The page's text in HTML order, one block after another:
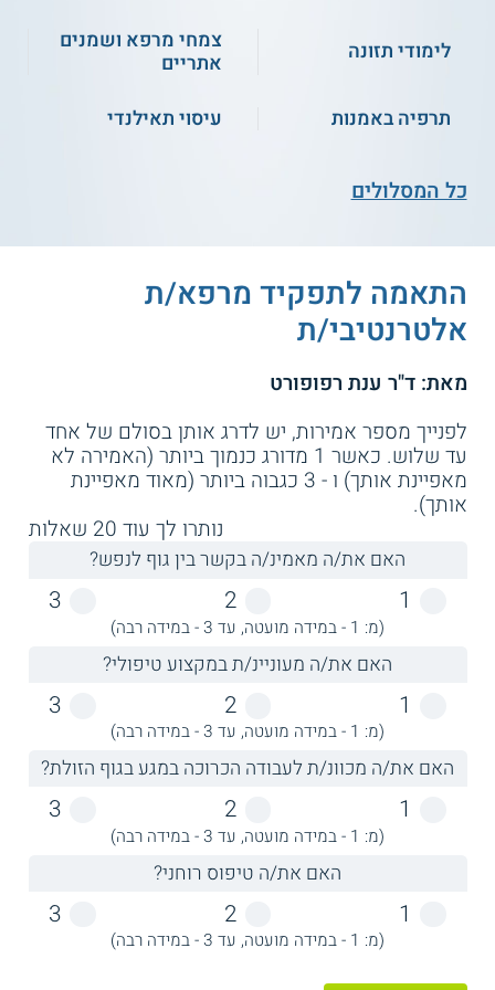
מפגשים, אחת לשבוע בשעות אחר הצהריים
והערב. הלימודים נערכים בסניף נמל תל אביב
קורס מדריכות הנקה
מדריכות המתמחות
החולים לניאדו בנתניה או בבית חנה בתל
קורס מנחי עיסוי ויוגה תינוקות– מסלול זה
מיועד לאנשים מתחומי הטיפול והמגע השונים,
והוא מתקיים בסניף נמל תל אביב של
המכללה, אחת לשבוע, במתכונת של יום מלא.
היקף המסלול הוא 133 שעות לימוד
אקדמיות, והן נחלקות ל-20 מפגשים.
קורס מנחות קבוצות ליווי לאימהות
לתינוקות לאחר לידה– מעניק כלים להנחיית
קבוצות לאוכלוסיה המיוחדת של אימהות
לאחר לידה; הקורס נלמד בהיקף נרחב של כ –
170 שעות לימוד אקדמיות הנפרשות על פני
26 פגישות, במתכונת של יום לימודים מלא
אחד בכל שבוע. הלימודים מתקיימים בסניף
גלילות של המכללה.
קורס מנחי פעילויות במוסיקה להורים
ולילדים– מכשיר את המשתתפים בכלים
ייחודיים להנחיית פעילויות המיועדות לילדים
בגיל הרך, בשיתוף עם הוריהם. זהו קורס שנתי,
לימודי תזונה
צמחי מרפא ושמנים
אתריים
תרפיה באמנות
עיסוי תאילנדי
כל המסלולים
התאמה לתפקיד מרפא/ת
אלטרנטיבי/ת
מאת: ד"ר ענת רפופורט
לפנייך מספר אמירות, יש לדרג אותן בסולם של אחד
עד שלוש. כאשר 1 מדורג כנמוך ביותר (האמירה לא
מאפיינת אותך) ו - 3 כגבוה ביותר (מאוד מאפיינת
אותך).
נותרו לך עוד 20 שאלות
האם את/ה מאמינ/ה בקשר בין גוף לנפש?
1
2
3
(מ: 1 - במידה מועטה, עד 3 - במידה רבה)
האם את/ה מעוניינ/ת במקצוע טיפולי?
1
2
3
(מ: 1 - במידה מועטה, עד 3 - במידה רבה)
האם את/ה מכוונ/ת לעבודה הכרוכה במגע בגוף הזולת?
1
2
3
(מ: 1 - במידה מועטה, עד 3 - במידה רבה)
האם את/ה טיפוס רוחני?
1
2
3
(מ: 1 - במידה מועטה, עד 3 - במידה רבה)